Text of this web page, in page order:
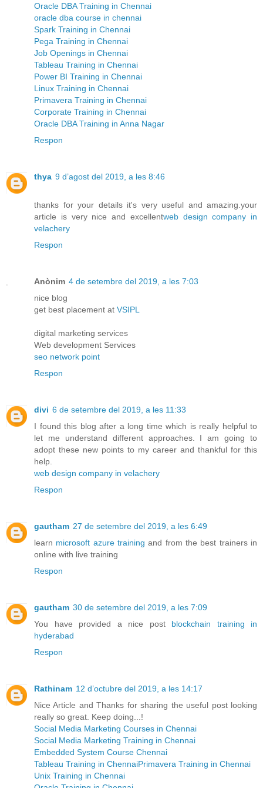
Oracle DBA Training in Chennai
oracle dba course in chennai
Spark Training in Chennai
Pega Training in Chennai
Job Openings in Chennai
Tableau Training in Chennai
Power BI Training in Chennai
Linux Training in Chennai
Primavera Training in Chennai
Corporate Training in Chennai
Oracle DBA Training in Anna Nagar
Respon
thya 9 d’agost del 2019, a les 8:46
thanks for your details it's very useful and amazing.your
article is very nice and excellentweb design company in
velachery
Respon
Anònim 4 de setembre del 2019, a les 7:03
nice blog
get best placement at VSIPL
digital marketing services
Web development Services
seo network point
Respon
divi 6 de setembre del 2019, a les 11:33
I found this blog after a long time which is really helpful to
let me understand different approaches. I am going to
adopt these new points to my career and thankful for this
help.
web design company in velachery
Respon
gautham 27 de setembre del 2019, a les 6:49
learn microsoft azure training and from the best trainers in
online with live training
Respon
gautham 30 de setembre del 2019, a les 7:09
You have provided a nice post blockchain training in
hyderabad
Respon
Rathinam 12 d’octubre del 2019, a les 14:17
Nice Article and Thanks for sharing the useful post looking
really so great. Keep doing...!
Social Media Marketing Courses in Chennai
Social Media Marketing Training in Chennai
Embedded System Course Chennai
Tableau Training in ChennaiPrimavera Training in Chennai
Unix Training in Chennai